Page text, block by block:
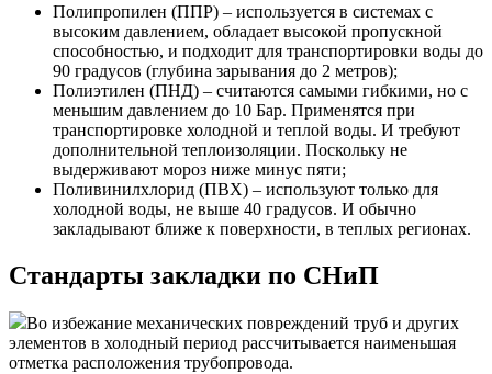
Полипропилен (ППР) – используется в системах с
высоким давлением, обладает высокой пропускной
способностью, и подходит для транспортировки воды до
90 градусов (глубина зарывания до 2 метров);
Полиэтилен (ПНД) – считаются самыми гибкими, но с
меньшим давлением до 10 Бар. Применятся при
транспортировке холодной и теплой воды. И требуют
дополнительной теплоизоляции. Поскольку не
выдерживают мороз ниже минус пяти;
Поливинилхлорид (ПВХ) – используют только для
холодной воды, не выше 40 градусов. И обычно
закладывают ближе к поверхности, в теплых регионах.
Стандарты закладки по СНиП
Во избежание механических повреждений труб и других
элементов в холодный период рассчитывается наименьшая
отметка расположения трубопровода.